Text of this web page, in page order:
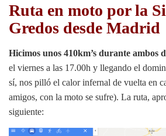
Ruta en moto por la
Gredos desde Madrid
Hicimos unos 410km’s durante ambos
el viernes a las 17.00h y llegando el
sí, nos pilló el calor infernal de vuelta en
amigos, con la moto se sufre). La ruta,
siguiente: